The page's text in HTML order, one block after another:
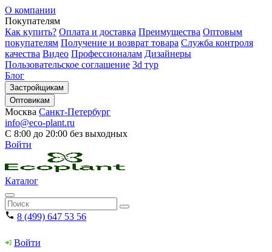
О компании
Покупателям
Как купить? Оплата и доставка Преимущества Оптовым
покупателям Получение и возврат товара Служба контроля
качества Видео Профессионалам Дизайнеры
Пользовательское соглашение 3d тур
Блог
Застройщикам
Оптовикам
Москва Санкт-Петербург
info@eco-plant.ru
С 8:00 до 20:00 без выходных
Войти
Каталог
8 (499) 647 53 56
Войти